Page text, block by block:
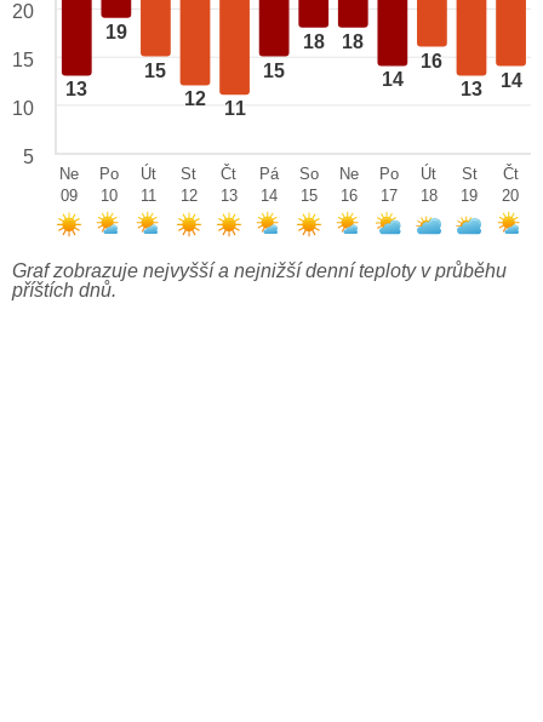
13
19
15
12 11
15
18 18
14
16
13 14
20
15
10
5
Ne
09
Po
10
Út
11
St
12
Čt
13
Pá
14
So
15
Ne
16
Po
17
Út
18
St
19
Čt
20
Graf zobrazuje nejvyšší a nejnižší denní teploty v průběhu
příštích dnů.